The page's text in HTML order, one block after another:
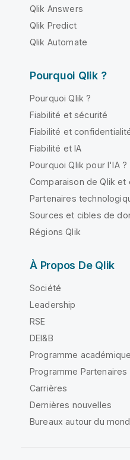
Qlik Answers
Qlik Predict
Qlik Automate
Pourquoi Qlik ?
Pourquoi Qlik ?
Fiabilité et sécurité
Fiabilité et
Fiabilité et IA
Pourquoi Qlik pour l'IA ?
Comparaison de Qlik et
Partenaires
Sources et cibles de
Régions Qlik
À Propos De Qlik
Société
Leadership
RSE
DEI&B
Programme académique
Programme Partenaires
Carrières
Dernières nouvelles
Bureaux autour du